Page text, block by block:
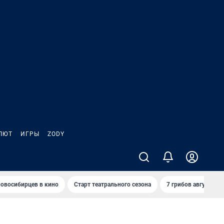
ИГРЫ ZODY
в кино Старт театрального сезона 7 грибов августа